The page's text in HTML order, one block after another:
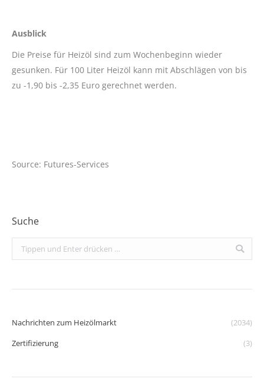
Ausblick
Die Preise für Heizöl sind zum Wochenbeginn wieder
gesunken. Für 100 Liter Heizöl kann mit Abschlägen von bis
zu -1,90 bis -2,35 Euro gerechnet werden.
Source: Futures-Services
Suche
Search:
Nachrichten zum Heizölmarkt
(2034)
Zertifizierung
(3)